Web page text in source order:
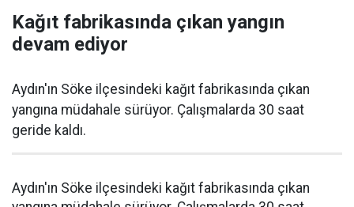
Kağıt fabrikasında çıkan yangın
devam ediyor
Aydın'ın Söke ilçesindeki kağıt fabrikasında çıkan
yangına müdahale sürüyor. Çalışmalarda 30 saat
geride kaldı.
Aydın'ın Söke ilçesindeki kağıt fabrikasında çıkan